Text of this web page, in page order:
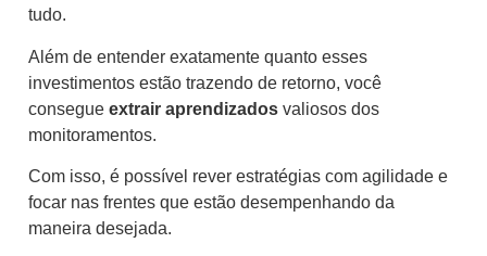
tudo.
Além de entender exatamente quanto esses
investimentos estão trazendo de retorno, você
consegue extrair aprendizados valiosos dos
monitoramentos.
Com isso, é possível rever estratégias com agilidade e
focar nas frentes que estão desempenhando da
maneira desejada.